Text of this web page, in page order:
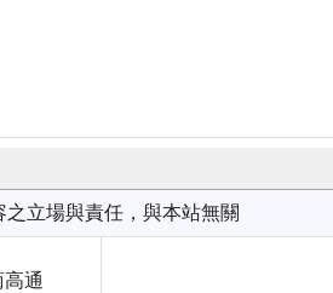
之立場與責任，與本站無關
通